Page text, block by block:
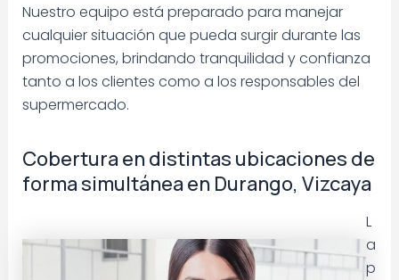
Nuestro equipo está preparado para manejar
cualquier situación que pueda surgir durante las
promociones, brindando tranquilidad y confianza
tanto a los clientes como a los responsables del
supermercado.
Cobertura en distintas ubicaciones de
forma simultánea en Durango, Vizcaya
L
a
p